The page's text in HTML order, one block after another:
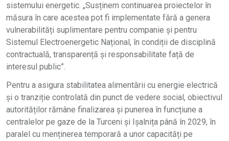
sistemului energetic. „Susținem continuarea proiectelor în
măsura în care acestea pot fi implementate fără a genera
vulnerabilități suplimentare pentru companie și pentru
Sistemul Electroenergetic Național, în condiții de disciplină
contractuală, transparență și responsabilitate față de
interesul public”.
Pentru a asigura stabilitatea alimentării cu energie electrică
și o tranziție controlată din punct de vedere social, obiectivul
autorităților rămâne finalizarea și punerea în funcțiune a
centralelor pe gaze de la Turceni și Ișalnița până în 2029, în
paralel cu menținerea temporară a unor capacități pe